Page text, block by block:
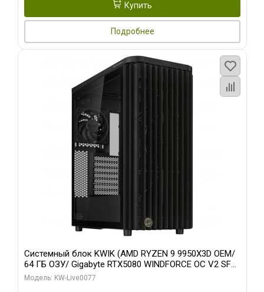
Купить
Подробнее
Системный блок KWIK (AMD RYZEN 9 9950X3D OEM/
64 ГБ ОЗУ/ Gigabyte RTX5080 WINDFORCE OC V2 SFF
16GB GDDR7 256b/ 960 ГБ SSD)
Модель: KW-Live0077